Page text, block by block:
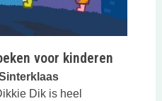
voor kinderen
Dik is heel